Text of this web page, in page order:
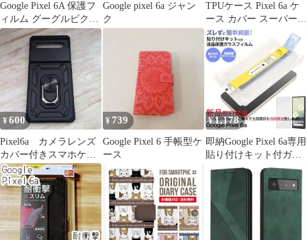
Google Pixel 6A 保護フ
ィルム グーグルピクセ
ル6A ハイドロゲル
google pixel6a フィルム
Google pixel 6a ジャン
ク
TPUケース Pixel 6a ケ
ース カバー スーパーク
リア TPU 透明 シンプ
ル グーグル ピクセル6a
Google Pixel 6a スマホ
ケース スマホカバー ソ
フト Pixel6a
¥600
Pixel6a カメラレンズ
カバー付きスマホケー
ス リング付き
¥ 739
Google Pixel 6 手帳型ケ
ース
¥1,178
即納Google Pixel 6a専用
貼り付けキット付ガラ
スフィルム+１枚セット